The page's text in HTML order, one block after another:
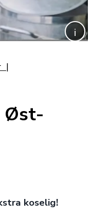
|
Øst-
koselig!